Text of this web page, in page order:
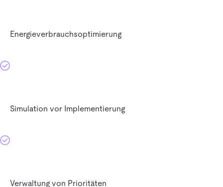
Energieverbrauchsoptimierung
Simulation vor Implementierung
Verwaltung von Prioritäten